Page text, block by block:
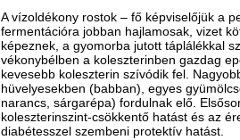
A vízoldékony rostok – fő képviselőjük a
fermentációra jobban hajlamosak, vizet
képeznek, a gyomorba jutott táplálékkal
vékonybélben a koleszterinben gazdag
kevesebb koleszterin szívódik fel.
hüvelyesekben (babban), egyes
narancs, sárgarépa) fordulnak elő.
koleszterinszint-csökkentő hatást és az
diabétesszel szembeni protektív hatást.